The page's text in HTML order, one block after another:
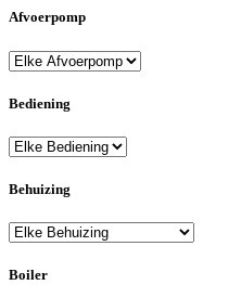
Afvoerpomp
Bediening
Behuizing
Boiler